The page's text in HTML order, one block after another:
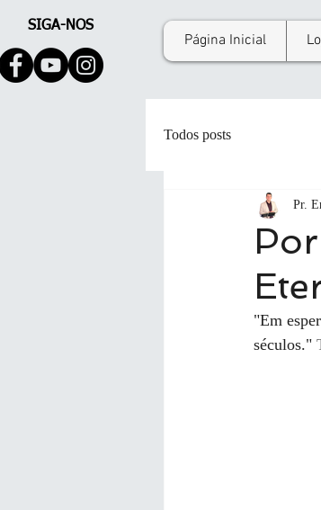
SIGA-NOS
Página Inicial
Todos posts
Pr.
"Em
séculos."